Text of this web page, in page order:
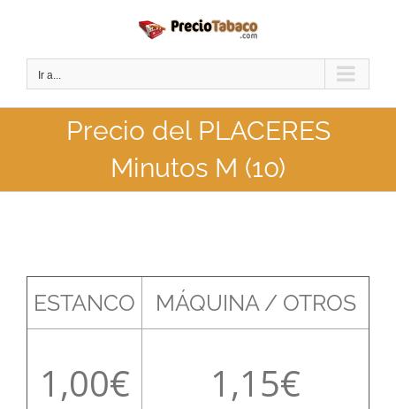
contenido
Ir a...
Precio del PLACERES
Minutos M (10)
ESTANCO MÁQUINA / OTROS
1,00 1,15